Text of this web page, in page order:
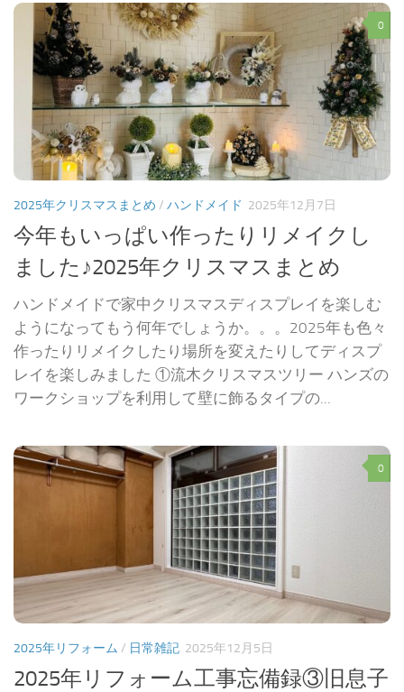
0
2025年クリスマスまとめ / ハンドメイド 2025年12月7日
今年もいっぱい作ったりリメイクし
ました♪2025年クリスマスまとめ
ハンドメイドで家中クリスマスディスプレイを楽しむ
ようになってもう何年でしょうか。。。2025年も色々
作ったりリメイクしたり場所を変えたりしてディスプ
レイを楽しみました ①流木クリスマスツリー ハンズの
ワークショップを利用して壁に飾るタイプの...
0
2025年リフォーム / 日常雑記 2025年12月5日
2025年リフォーム工事忘備録③旧息子